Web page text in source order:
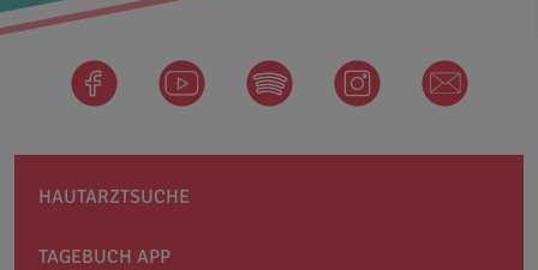
facebook Spotify instagram newsletter
HAUTARZTSUCHE
TAGEBUCH APP